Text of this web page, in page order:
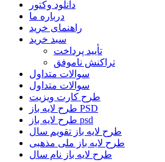
دانلود وکتور
درباره ما
راهنمای خرید
سبد خرید
تأیید پرداخت
تراکنش ناموفق
سوالات متداول
سوالات متداول
طرح کارت ویزیت
طرح لایه باز PSD
طرح لایه باز psd
طرح لایه باز تقویم سال
طرح لایه باز ملی مذهبی
طرح لایه باز نام سال